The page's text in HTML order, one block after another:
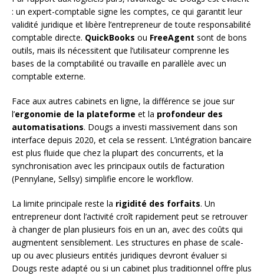
: un expert-comptable signe les comptes, ce qui garantit leur
validité juridique et libère l’entrepreneur de toute responsabilité
comptable directe. QuickBooks ou FreeAgent sont de bons
outils, mais ils nécessitent que l’utilisateur comprenne les
bases de la comptabilité ou travaille en parallèle avec un
comptable externe.
Face aux autres cabinets en ligne, la différence se joue sur
l’ergonomie de la plateforme et la profondeur des
automatisations. Dougs a investi massivement dans son
interface depuis 2020, et cela se ressent. L’intégration bancaire
est plus fluide que chez la plupart des concurrents, et la
synchronisation avec les principaux outils de facturation
(Pennylane, Sellsy) simplifie encore le workflow.
La limite principale reste la rigidité des forfaits. Un
entrepreneur dont l’activité croît rapidement peut se retrouver
à changer de plan plusieurs fois en un an, avec des coûts qui
augmentent sensiblement. Les structures en phase de scale-
up ou avec plusieurs entités juridiques devront évaluer si
Dougs reste adapté ou si un cabinet plus traditionnel offre plus